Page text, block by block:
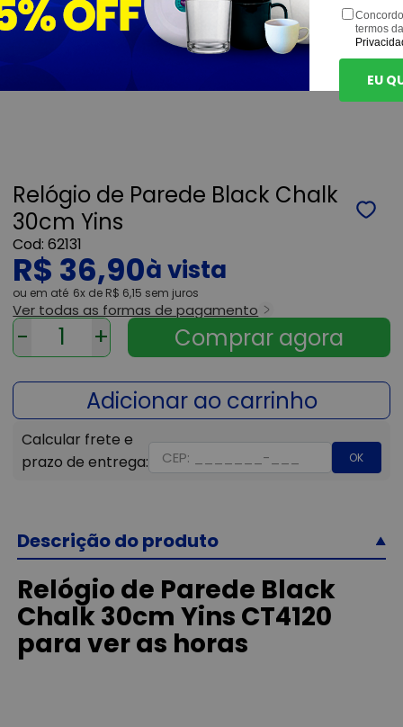
Relógio de Parede Black Chalk
30cm Yins
62131
R$ 36,90
ou 6x de R$ 6,15 sem juros
Ver todas as formas de pagamento
- +
OK
Descrição do produto
Relógio de Parede Black
Chalk 30cm Yins CT4120
para ver as horas
termos
EU